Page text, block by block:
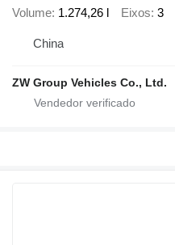
Volume 1.274,26 l Eixos 3
China
ZW Group Vehicles Co., Ltd.